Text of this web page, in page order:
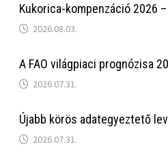
Kukorica-kompenzáció 2026
2026.08.03.
A FAO világpiaci prognózisa
2026.07.31.
Újabb körös adategyeztető
2026.07.31.